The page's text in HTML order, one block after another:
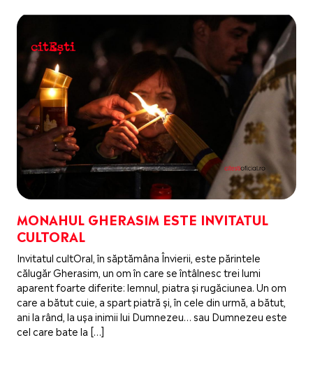
MONAHUL GHERASIM ESTE INVITATUL
CULTORAL
Invitatul cultOral, în săptămâna Învierii, este părintele
călugăr Gherasim, un om în care se întâlnesc trei lumi
aparent foarte diferite: lemnul, piatra și rugăciunea. Un om
care a bătut cuie, a spart piatră și, în cele din urmă, a bătut,
ani la rând, la ușa inimii lui Dumnezeu… sau Dumnezeu este
cel care bate la […]